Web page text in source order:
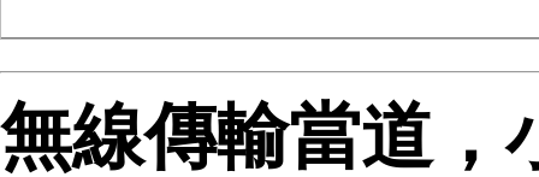
無線傳輸當道，